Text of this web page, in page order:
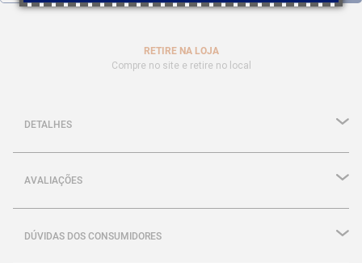
RETIRE NA LOJA
Compre no site e retire no local
DETALHES
AVALIAÇÕES
DÚVIDAS DOS CONSUMIDORES